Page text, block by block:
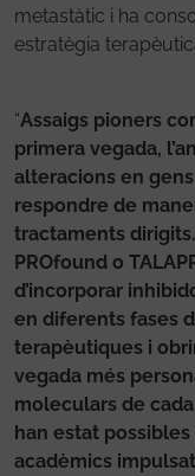
metastàtic i ha
estratègia
“Assaigs pioners
primera vegada,
alteracions en
respondre de
tractaments
PROfound o
d’incorporar
en diferents fases
terapèutiques i
vegada més
moleculars de
han estat
acadèmics